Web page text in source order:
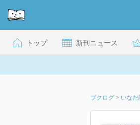
トップ 新刊ニュース
ブクログ > いなだ